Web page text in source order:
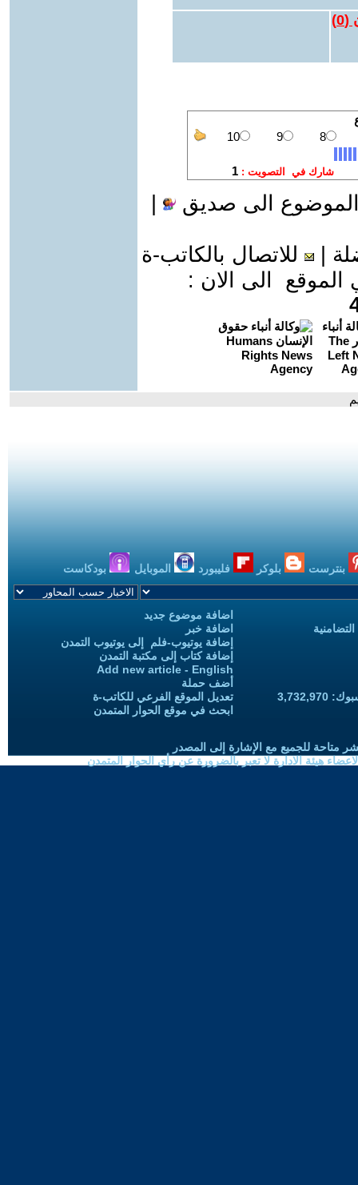
(
0
)
الى صديق
للاتصال بالكاتب-ة
الى الان :
بنترست بلوكر فليبورد الموبايل بودكاست
اضافة موضوع جديد
اضافة خبر
إضافة يوتيوب-فلم إلى يوتيوب التمدن
إضافة كتاب إلى مكتبة التمدن
Add new article - English
أضف حملة
تعديل الموقع الفرعي للكاتب-ة
ابحث في موقع الحوار المتمدن
متاحة للجميع مع الإشارة إلى المصدر
هيئة الادارة لا تعبر بالضرورة عن رأي الحوار المتمدن